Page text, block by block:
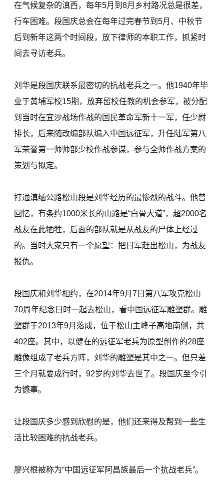
在气候复杂的滇西，每年5月到8月乡村路况总是很差，
行车困难。段国庆总会在每年过完春节到5月、中秋节
后到新年这两个时间段，放下律师的本职工作，抓紧时
间去寻访老兵。
刘华是段国庆联系最密切的抗战老兵之一。他1940年毕
业于黄埔军校15期，放弃留校任教的机会参军，被分配
到当时在宜沙战场作战的国民革命军新十一军，任少尉
排长，后来随改编部队编入中国远征军，升任陆军第八
军荣誉第一师师部少校作战参谋，参与全师作战方案的
策划与拟定。
打通滇缅公路松山段是刘华经历的最惨烈的战斗。他曾
回忆，有条约1000米长的山路是“白骨大道”，超2000名
战友在此牺牲，后面的部队就是从战友的尸体上经过
的。当时大家只有一个愿望：把日军赶出松山，为战友
报仇。
段国庆和刘华相约，在2014年9月7日第八军攻克松山
70周年纪念日时一起去松山，看中国远征军雕塑群。雕
塑群于2013年9月落成，位于松山主峰子高地南侧，共
402座。其中，以健在的远征军老兵为原型创作的28座
雕像组成了老兵方阵，刘华的雕塑是其中之一。但只差
三个月就要成行时，92岁的刘华去世了。段国庆至今引
为憾事。
让段国庆多少感到欣慰的是，他们还来得及帮到一些生
活比较困难的抗战老兵。
廖兴根被称为“中国远征军阿昌族最后一个抗战老兵”。